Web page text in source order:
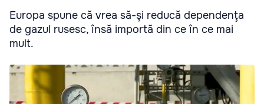
Europa spune că vrea să-şi reducă dependenţa
de gazul rusesc, însă importă din ce în ce mai
mult.